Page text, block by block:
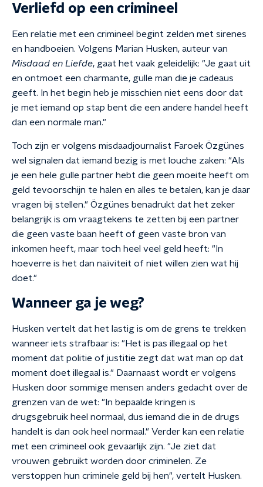
Verliefd op een crimineel
Een relatie met een crimineel begint zelden met sirenes
en handboeien. Volgens Marian Husken, auteur van
Misdaad en Liefde, gaat het vaak geleidelijk: "Je gaat uit
en ontmoet een charmante, gulle man die je cadeaus
geeft. In het begin heb je misschien niet eens door dat
je met iemand op stap bent die een andere handel heeft
dan een normale man."
Toch zijn er volgens misdaadjournalist Faroek Özgünes
wel signalen dat iemand bezig is met louche zaken: "Als
je een hele gulle partner hebt die geen moeite heeft om
geld tevoorschijn te halen en alles te betalen, kan je daar
vragen bij stellen." Özgünes benadrukt dat het zeker
belangrijk is om vraagtekens te zetten bij een partner
die geen vaste baan heeft of geen vaste bron van
inkomen heeft, maar toch heel veel geld heeft: "In
hoeverre is het dan naïviteit of niet willen zien wat hij
doet."
Wanneer ga je weg?
Husken vertelt dat het lastig is om de grens te trekken
wanneer iets strafbaar is: "Het is pas illegaal op het
moment dat politie of justitie zegt dat wat man op dat
moment doet illegaal is." Daarnaast wordt er volgens
Husken door sommige mensen anders gedacht over de
grenzen van de wet: "In bepaalde kringen is
drugsgebruik heel normaal, dus iemand die in de drugs
handelt is dan ook heel normaal." Verder kan een relatie
met een crimineel ook gevaarlijk zijn. "Je ziet dat
vrouwen gebruikt worden door criminelen. Ze
verstoppen hun criminele geld bij hen", vertelt Husken.